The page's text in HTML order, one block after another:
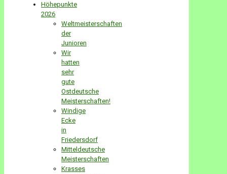
Höhepunkte
2026
Weltmeisterschaften
der
Junioren
Wir
hatten
sehr
gute
Ostdeutsche
Meisterschaften!
Windige
Ecke
in
Friedersdorf
Mitteldeutsche
Meisterschaften
Krasses